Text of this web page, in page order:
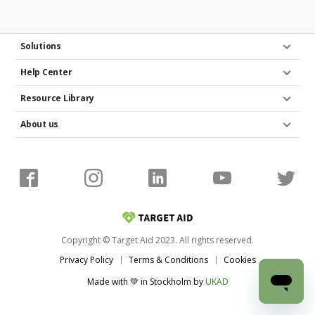
med Södertälje Sportklubb.
Solutions
Help Center
Resource Library
About us
Copyright © Target Aid 2023. All rights reserved.
Privacy Policy
Terms & Conditions
Cookies
Made with 💚 in Stockholm by UKAD